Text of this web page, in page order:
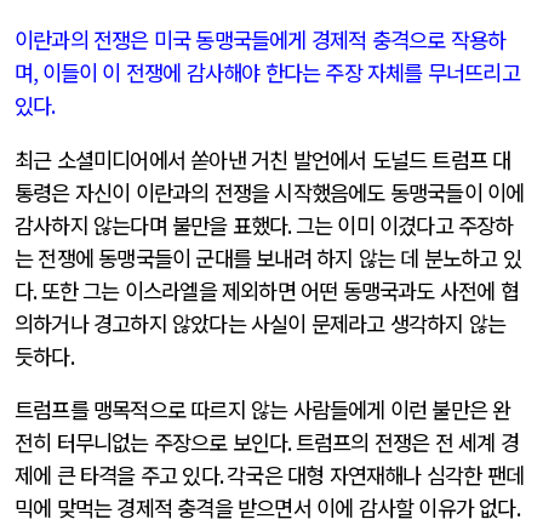
이란과의 전쟁은 미국 동맹국들에게 경제적 충격으로 작용하
며, 이들이 이 전쟁에 감사해야 한다는 주장 자체를 무너뜨리고
있다.
최근 소셜미디어에서 쏟아낸 거친 발언에서 도널드 트럼프 대
통령은 자신이 이란과의 전쟁을 시작했음에도 동맹국들이 이에
감사하지 않는다며 불만을 표했다.그는 이미 이겼다고 주장하
는 전쟁에 동맹국들이 군대를 보내려 하지 않는 데 분노하고 있
다.또한 그는 이스라엘을 제외하면 어떤 동맹국과도 사전에 협
의하거나 경고하지 않았다는 사실이 문제라고 생각하지 않는
듯하다.
트럼프를 맹목적으로 따르지 않는 사람들에게 이런 불만은 완
전히 터무니없는 주장으로 보인다.트럼프의 전쟁은 전 세계 경
제에 큰 타격을 주고 있다.각국은 대형 자연재해나 심각한 팬데
믹에 맞먹는 경제적 충격을 받으면서 이에 감사할 이유가 없다.